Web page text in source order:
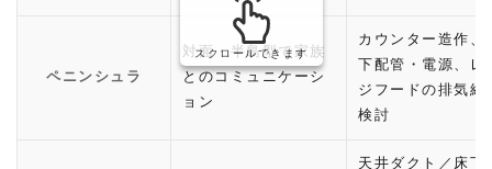
ペニンシュラ
対面・半島型で家族
とのコミュニケーシ
ョン
カウンター造作、
下配管・電源、レ
ジフードの排気経
検討
天井ダクト／床下
スクロールできます